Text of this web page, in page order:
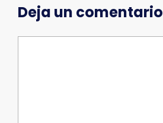
Deja un comentario